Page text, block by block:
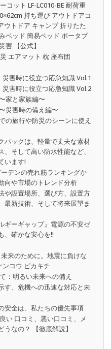
コット LF-LC010-BE 耐荷重
持ち運び アウトドアコ
ウトドア キャンプ 折りたた
ベッド 簡易ベッド ポータブ
害 【公式】
エアマット 枕 座布団
害時に役立つ応急知識 Vol.1
害時に役立つ応急知識 Vol.2
家と家族編〜
災害時の備え編〜
の旅行や防災のシーンに使え
パックは、軽量で丈夫な素材
そして高い防水性能など、
います!
デンの売れ筋ランキングか
向や市場のトレンド分析
や設置場所、選び方、設置方
最新技術、そして将来展望ま
ギーギャップ』電源の不安ゼ
、確かな安心を!!
来のために。地震に負けな
ンコウ ピカキチ
：明るい未来への備え
す、危機への迅速な対応と未
安全は、私たちの優先事項
い 口コミ、悪い口コミ、メ
うなの？ 【徹底解説】